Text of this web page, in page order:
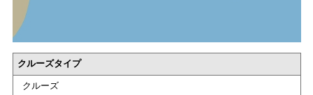
クルーズタイプ
クルーズ